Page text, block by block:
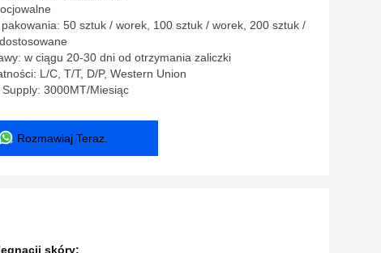
pakowania: 50 sztuk / worek, 100 sztuk / worek, 200 sztuk /
w ciągu 20-30 dni od otrzymania zaliczki
L/C, T/T, D/P, Western Union
Supply: 3000MT/Miesiąc
Rozmawiaj Teraz.
skóry;